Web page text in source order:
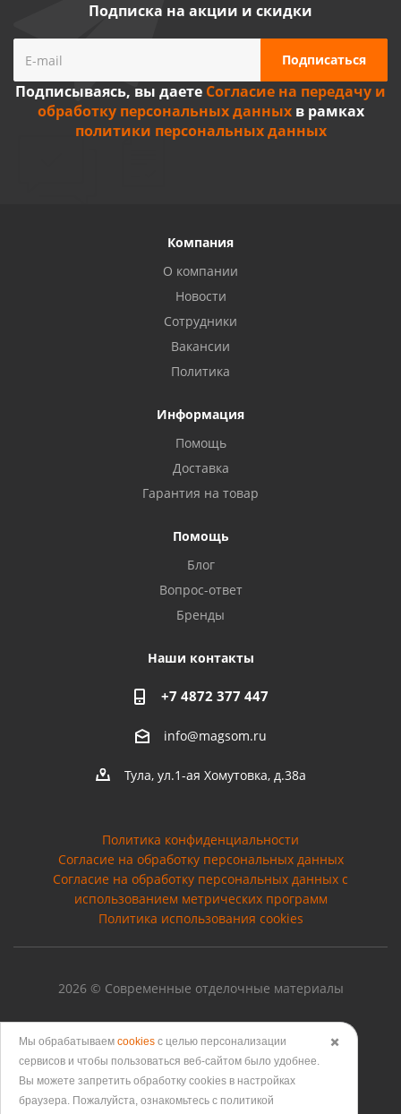
Подписка на акции и скидки
Подписываясь, вы даете Согласие на передачу и
обработку персональных данныхв рамках
политики персональных данных
Компания
О компании
Новости
Сотрудники
Вакансии
Политика
Информация
Помощь
Доставка
Гарантия на товар
Помощь
Блог
Вопрос-ответ
Бренды
Наши контакты
+7 4872 377 447
info@magsom.ru
Тула, ул.1-ая Хомутовка, д.38а
Политика конфиденциальности
Согласие на обработку персональных данных
Cогласие на обработку персональных данных с
использованием метрических программ
Политика использования cookies
2026 © Современные отделочные материалы
Версия для печати
✖️
Мы обрабатываем cookies с целью персонализации
сервисов и чтобы пользоваться веб-сайтом было удобнее.
Вы можете запретить обработку сookies в настройках
браузера. Пожалуйста, ознакомьтесь с политикой